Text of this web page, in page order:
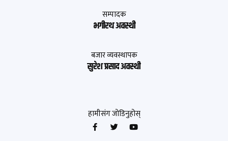
सम्पादक
भगीरथ अवस्थी
बजार व्यवस्थापक
सुरेश प्रसाद अवस्थी
हामीसंग जोडिनुहोस्